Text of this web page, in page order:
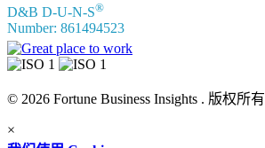
D&B D-U-N-S®
Number: 861494523
© 2026 Fortune Business Insights . 版权所有
×